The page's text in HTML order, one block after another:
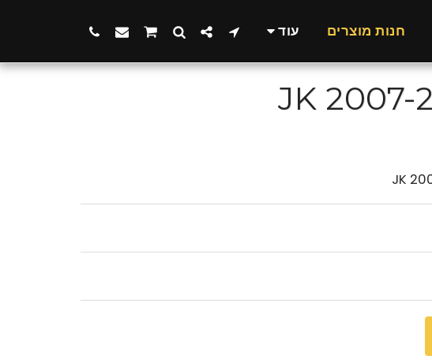
חנות מוצרים עוד